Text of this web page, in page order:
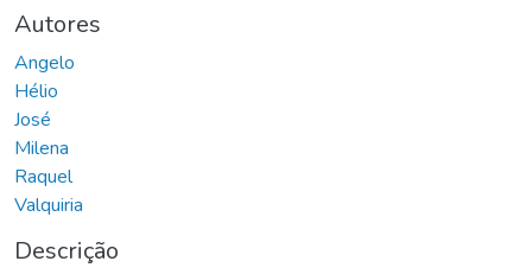
Autores
Angelo
Hélio
José
Milena
Raquel
Valquiria
Descrição